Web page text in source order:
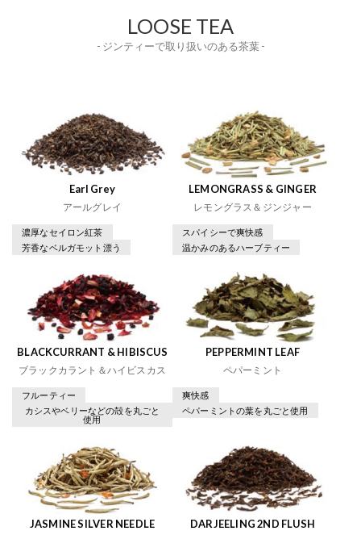
LOOSE TEA
- ジンティーで取り扱いのある茶葉 -
Earl Grey
アールグレイ
濃厚なセイロン紅茶
芳香なベルガモット漂う
LEMONGRASS & GINGER
レモングラス＆ジンジャー
スパイシーで爽快感
温かみのあるハーブティー
BLACKCURRANT & HIBISCUS
ブラックカラント＆ハイビスカス
フルーティー
カシスやベリーなどの殻を丸ごと
使用
PEPPERMINT LEAF
ペパーミント
爽快感
ペパーミントの葉を丸ごと使用
JASMINE SILVER NEEDLE DARJEELING 2ND FLUSH